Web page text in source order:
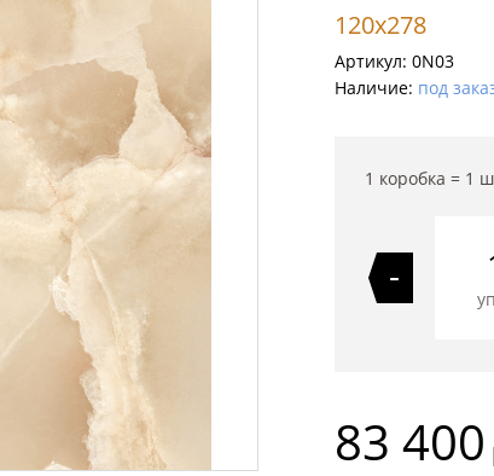
120x278
Артикул: 0N03
Наличие: под
1 коробка = 1
-
83 400